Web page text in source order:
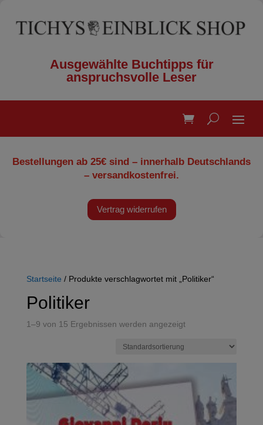
Ausgewählte Buchtipps für
anspruchsvolle Leser
Bestellungen ab 25€ sind – innerhalb Deutschlands
– versandkostenfrei.
Vertrag widerrufen
Startseite / Produkte verschlagwortet mit „Politiker“
Politiker
1–9 von 15 Ergebnissen werden angezeigt